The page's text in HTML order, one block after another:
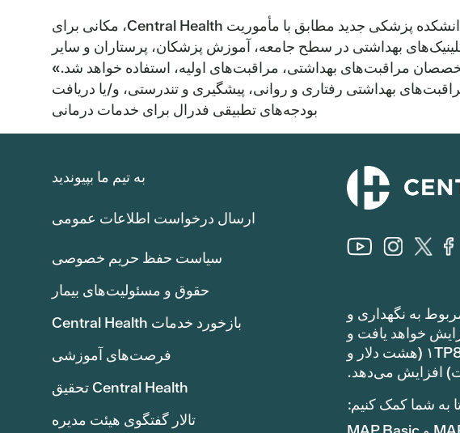
«... این بودجه برای بهبود مراقبت‌های بهداشتی در شهرستان تراویس، از جمله پشتیبانی برای یک دانشکده پزشکی جدید مطابق با مأموریت Central Health، مکانی برای
بهداشتی در سطح جامعه، آموزش پزشکان، پرستاران و سایر
مراقبت‌های بهداشتی، مراقبت‌های اولیه، استفاده خواهد شد.»
بهداشتی رفتاری و روانی، پیشگیری و تندرستی، و/یا دریافت
بودجه‌های تطبیقی فدرال برای خدمات درمانی
به نگهداری و
افزایش می‌دهد. این نرخ مالیات عملاً ۸ درصد افزایش خواهد یافت و
مالیات مربوط به نگهداری و عملیات یک خانه با متراژ ۱TP8T100,000 متر مربع را تقریباً ۱TP8T8.41 (هشت دلار و
افزایش می‌دهد.
به شما کمک کنیم:
به تیم ما بپیوندید
ارسال درخواست اطلاعات عمومی
سیاست حفظ حریم خصوصی
حقوق و مسئولیت‌های بیمار
بازخورد خدمات Central Health
فرصت‌های آموزشی
Central Health تحقیق
تالار گفتگوی هیئت مدیره